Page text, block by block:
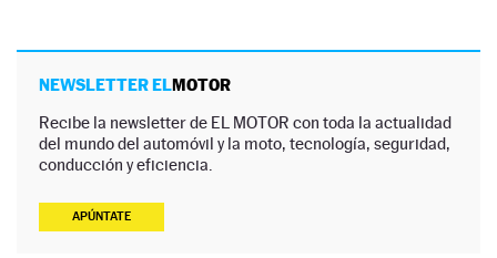
NEWSLETTER ELMOTOR
Recibe la newsletter de EL MOTOR con toda la actualidad
del mundo del automóvil y la moto, tecnología, seguridad,
conducción y eficiencia.
APÚNTATE